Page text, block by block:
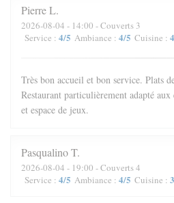
PierreL
2026-08-04 - 14:00 - Couverts 3
Service : 4/5 Ambiance : 4/5 Cuisine : 4
Très bon accueil et bon service. Plats
Restaurant particulièrement adapté
et espace de jeux.
PasqualinoT
2026-08-04 - 19:00 - Couverts 4
Service : 4/5 Ambiance : 4/5 Cuisine : 3